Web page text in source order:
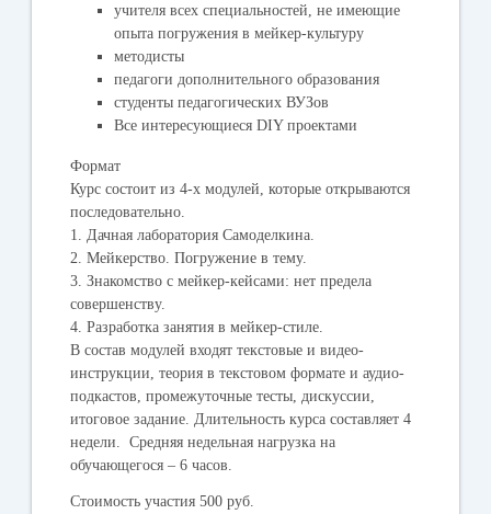
учителя всех специальностей, не имеющие
опыта погружения в мейкер-культуру
методисты
педагоги дополнительного образования
студенты педагогических ВУЗов
Все интересующиеся DIY проектами
Формат
Курс состоит из 4-х модулей, которые открываются
последовательно.
1. Дачная лаборатория Самоделкина.
2. Мейкерство. Погружение в тему.
3. Знакомство с мейкер-кейсами: нет предела
совершенству.
4. Разработка занятия в мейкер-стиле.
В состав модулей входят текстовые и видео-
инструкции, теория в текстовом формате и аудио-
подкастов, промежуточные тесты, дискуссии,
итоговое задание. Длительность курса составляет 4
недели. Средняя недельная нагрузка на
обучающегося – 6 часов.
Стоимость участия 500 руб.